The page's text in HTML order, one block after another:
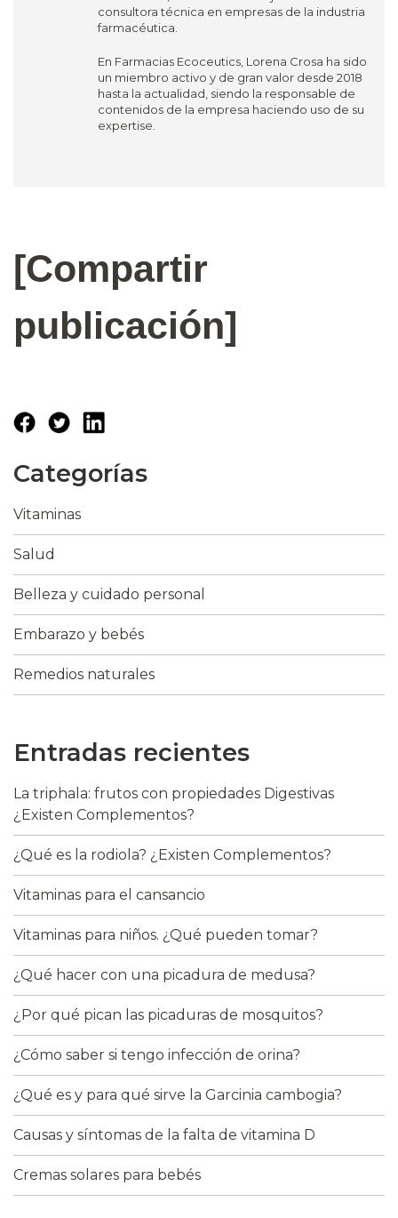
consultora técnica en empresas de la industria
farmacéutica.
En Farmacias Ecoceutics, Lorena Crosa ha sido
un miembro activo y de gran valor desde 2018
hasta la actualidad, siendo la responsable de
contenidos de la empresa haciendo uso de su
expertise.
[Compartir
publicación]
Categorías
Vitaminas
Salud
Belleza y cuidado personal
Embarazo y bebés
Remedios naturales
Entradas recientes
La triphala: frutos con propiedades Digestivas
¿Existen Complementos?
¿Qué es la rodiola? ¿Existen Complementos?
Vitaminas para el cansancio
Vitaminas para niños. ¿Qué pueden tomar?
¿Qué hacer con una picadura de medusa?
¿Por qué pican las picaduras de mosquitos?
¿Cómo saber si tengo infección de orina?
¿Qué es y para qué sirve la Garcinia cambogia?
Causas y síntomas de la falta de vitamina D
Cremas solares para bebés